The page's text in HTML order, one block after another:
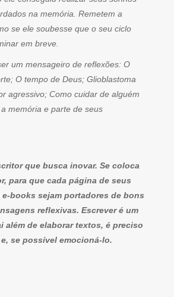
na memória. Remetem a
se ele soubesse que o seu ciclo
em breve.
um mensageiro de reflexões: O
O tempo de Deus; Glioblastoma
agressivo; Como cuidar de alguém
memória e parte de seus
que busca inovar. Se coloca
para que cada página de seus
books sejam portadores de bons
reflexivas. Escrever é um
além de elaborar textos, é preciso
se possível emocioná-lo.